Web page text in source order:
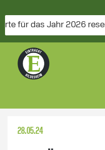
das Jahr 2026
28.05.24